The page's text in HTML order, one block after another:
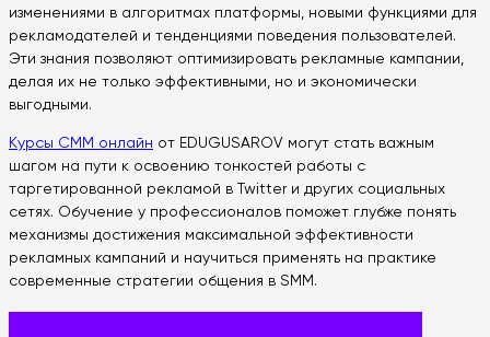
изменениями в алгоритмах платформы, новыми функциями для
рекламодателей и тенденциями поведения пользователей.
Эти знания позволяют оптимизировать рекламные кампании,
делая их не только эффективными, но и экономически
выгодными.
Курсы СММ онлайн от EDUGUSAROV могут стать важным
шагом на пути к освоению тонкостей работы с
таргетированной рекламой в Twitter и других социальных
сетях. Обучение у профессионалов поможет глубже понять
механизмы достижения максимальной эффективности
рекламных кампаний и научиться применять на практике
современные стратегии общения в SMM.